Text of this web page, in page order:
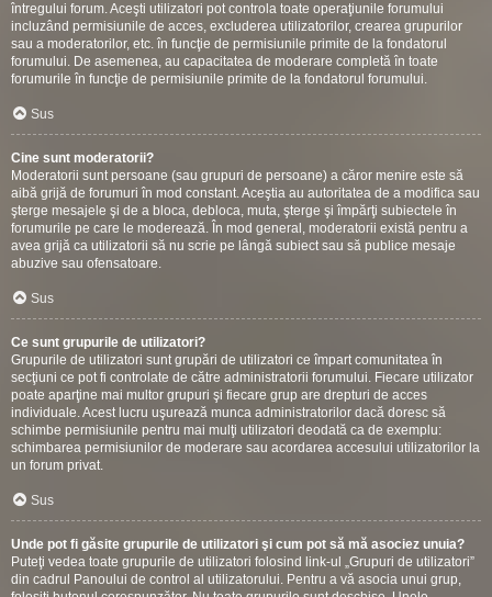
întregului forum. Aceşti utilizatori pot controla toate operaţiunile forumului
incluzând permisiunile de acces, excluderea utilizatorilor, crearea grupurilor
sau a moderatorilor, etc. în funcţie de permisiunile primite de la fondatorul
forumului. De asemenea, au capacitatea de moderare completă în toate
forumurile în funcţie de permisiunile primite de la fondatorul forumului.
Sus
Cine sunt moderatorii?
Moderatorii sunt persoane (sau grupuri de persoane) a căror menire este să
aibă grijă de forumuri în mod constant. Aceştia au autoritatea de a modifica sau
şterge mesajele şi de a bloca, debloca, muta, şterge şi împărţi subiectele în
forumurile pe care le moderează. În mod general, moderatorii există pentru a
avea grijă ca utilizatorii să nu scrie pe lângă subiect sau să publice mesaje
abuzive sau ofensatoare.
Sus
Ce sunt grupurile de utilizatori?
Grupurile de utilizatori sunt grupări de utilizatori ce împart comunitatea în
secţiuni ce pot fi controlate de către administratorii forumului. Fiecare utilizator
poate aparţine mai multor grupuri şi fiecare grup are drepturi de acces
individuale. Acest lucru uşurează munca administratorilor dacă doresc să
schimbe permisiunile pentru mai mulţi utilizatori deodată ca de exemplu:
schimbarea permisiunilor de moderare sau acordarea accesului utilizatorilor la
un forum privat.
Sus
Unde pot fi găsite grupurile de utilizatori şi cum pot să mă asociez unuia?
Puteţi vedea toate grupurile de utilizatori folosind link-ul „Grupuri de utilizatori”
din cadrul Panoului de control al utilizatorului. Pentru a vă asocia unui grup,